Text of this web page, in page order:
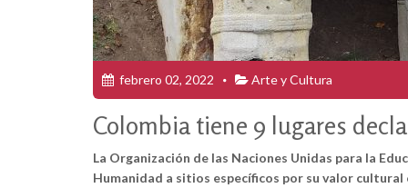
febrero 02, 2022 Arte y Cultura
Colombia tiene 9 lugares
La Organización de las Naciones Unidas para la
Humanidad a sitios específicos por su valor